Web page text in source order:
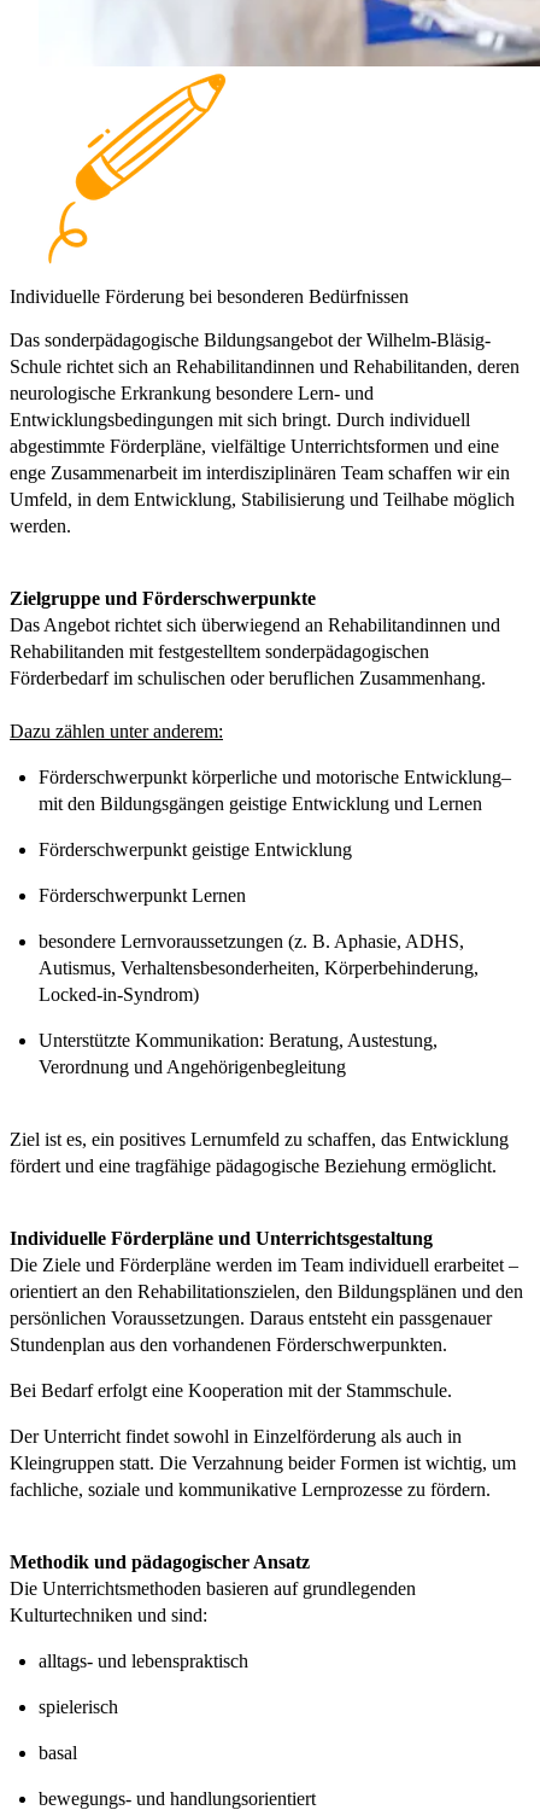
Individuelle Förderung bei besonderen Bedürfnissen
Das sonderpädagogische Bildungsangebot der Wilhelm-Bläsig-
Schule richtet sich an Rehabilitandinnen und Rehabilitanden, deren
neurologische Erkrankung besondere Lern- und
Entwicklungsbedingungen mit sich bringt. Durch individuell
abgestimmte Förderpläne, vielfältige Unterrichtsformen und eine
enge Zusammenarbeit im interdisziplinären Team schaffen wir ein
Umfeld, in dem Entwicklung, Stabilisierung und Teilhabe möglich
werden.
Zielgruppe und Förderschwerpunkte
Das Angebot richtet sich überwiegend an Rehabilitandinnen und
Rehabilitanden mit festgestelltem sonderpädagogischen
Förderbedarf im schulischen oder beruflichen Zusammenhang.
Dazu zählen unter anderem:
Förderschwerpunkt körperliche und motorische Entwicklung–
mit den Bildungsgängen geistige Entwicklung und Lernen
Förderschwerpunkt geistige Entwicklung
Förderschwerpunkt Lernen
besondere Lernvoraussetzungen (z. B. Aphasie, ADHS,
Autismus, Verhaltensbesonderheiten, Körperbehinderung,
Locked-in-Syndrom)
Unterstützte Kommunikation: Beratung, Austestung,
Verordnung und Angehörigenbegleitung
Ziel ist es, ein positives Lernumfeld zu schaffen, das Entwicklung
fördert und eine tragfähige pädagogische Beziehung ermöglicht.
Individuelle Förderpläne und Unterrichtsgestaltung
Die Ziele und Förderpläne werden im Team individuell erarbeitet –
orientiert an den Rehabilitationszielen, den Bildungsplänen und den
persönlichen Voraussetzungen. Daraus entsteht ein passgenauer
Stundenplan aus den vorhandenen Förderschwerpunkten.
Bei Bedarf erfolgt eine Kooperation mit der Stammschule.
Der Unterricht findet sowohl in Einzelförderung als auch in
Kleingruppen statt. Die Verzahnung beider Formen ist wichtig, um
fachliche, soziale und kommunikative Lernprozesse zu fördern.
Methodik und pädagogischer Ansatz
Die Unterrichtsmethoden basieren auf grundlegenden
Kulturtechniken und sind:
alltags- und lebenspraktisch
spielerisch
basal
bewegungs- und handlungsorientiert